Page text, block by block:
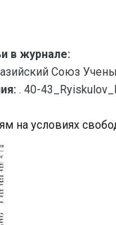
в журнале:
Союз
. 40-
на условиях